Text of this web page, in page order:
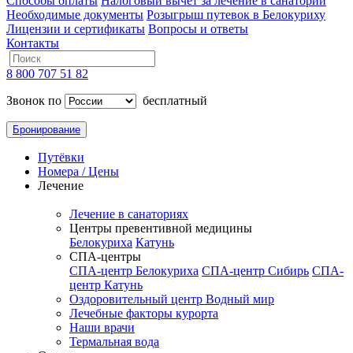
Необходимые документы Розыгрыш путевок в Белокуриху
Лицензии и сертификаты Вопросы и ответы
Контакты
8 800 707 51 82
Звонок по
бесплатный
Бронирование
Путёвки
Номера / Цены
Лечение
Лечение в санаториях
Центры превентивной медицины
Белокуриха Катунь
СПА-центры
СПА-центр Белокуриха СПА-центр Сибирь СПА-
центр Катунь
Оздоровительный центр Водный мир
Лечебные факторы курорта
Наши врачи
Термальная вода